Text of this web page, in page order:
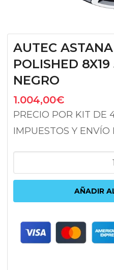
AUTEC
POLISHED 8X19
NEGRO
1.004,00€
PRECIO POR KIT DE
IMPUESTOS Y ENVÍO
ASTANA
POLISHED
5X112
ET43
AÑADIR